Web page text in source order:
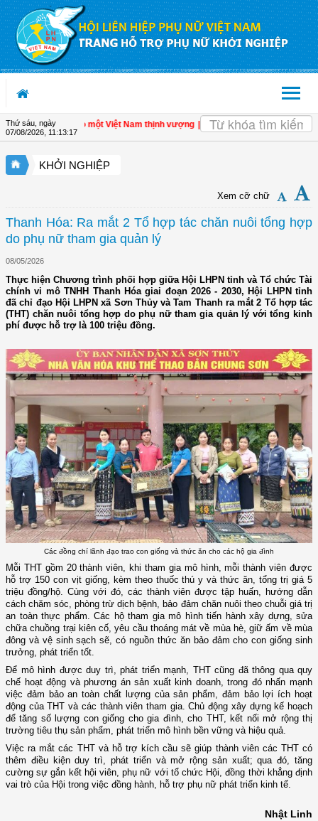
Truy cập nội dung luôn
Thứ sáu, ngày
07/08/2026 11:13:18
- Đòn bẩy cho một Việt Nam thịnh vượng | Hội LHPN tỉnh Kiên Giang
KHỞI NGHIỆP
Xem cỡ chữ
Thanh Hóa: Ra mắt 2 Tổ hợp tác chăn nuôi tổng hợp
do phụ nữ tham gia quản lý
08/05/2026
Thực hiện Chương trình phối hợp giữa Hội LHPN tỉnh và Tổ chức Tài
chính vi mô TNHH Thanh Hóa giai đoạn 2026 - 2030, Hội LHPN tỉnh
đã chỉ đạo Hội LHPN xã Sơn Thủy và Tam Thanh ra mắt 2 Tổ hợp tác
(THT) chăn nuôi tổng hợp do phụ nữ tham gia quản lý với tổng kinh
phí được hỗ trợ là 100 triệu đồng.
Các đồng chí lãnh đạo trao con giống và thức ăn cho các hộ gia đình
Mỗi THT gồm 20 thành viên, khi tham gia mô hình, mỗi thành viên được
hỗ trợ 150 con vịt giống, kèm theo thuốc thú y và thức ăn, tổng trị giá 5
triệu đồng/hộ. Cùng với đó, các thành viên được tập huấn, hướng dẫn
cách chăm sóc, phòng trừ dịch bệnh, bảo đảm chăn nuôi theo chuỗi giá trị
an toàn thực phẩm. Các hộ tham gia mô hình tiến hành xây dựng, sửa
chữa chuồng trại kiên cố, yêu cầu thoáng mát về mùa hè, giữ ấm về mùa
đông và vệ sinh sạch sẽ, có nguồn thức ăn bảo đảm cho con giống sinh
trưởng, phát triển tốt.
Để mô hình được duy trì, phát triển mạnh, THT cũng đã thông qua quy
chế hoạt động và phương án sản xuất kinh doanh, trong đó nhấn mạnh
việc đảm bảo an toàn chất lượng của sản phẩm, đảm bảo lợi ích hoạt
động của THT và các thành viên tham gia. Chủ động xây dựng kế hoạch
để tăng số lượng con giống cho gia đình, cho THT, kết nối mở rộng thị
trường tiêu thụ sản phẩm, phát triển mô hình bền vững và hiệu quả.
Việc ra mắt các THT và hỗ trợ kích cầu sẽ giúp thành viên các THT có
thêm điều kiện duy trì, phát triển và mở rộng sản xuất; qua đó, tăng
cường sự gắn kết hội viên, phụ nữ với tổ chức Hội, đồng thời khẳng định
vai trò của Hội trong việc đồng hành, hỗ trợ phụ nữ phát triển kinh tế.
Nhật Linh